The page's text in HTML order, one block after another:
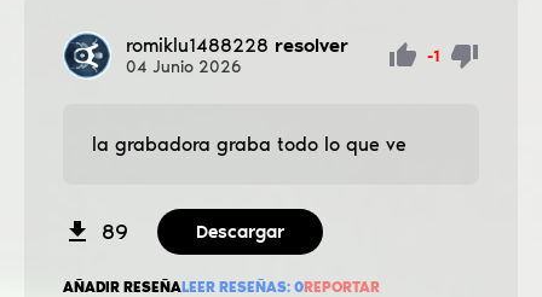
romiklu1488228 resolver
04 Junio 2026
-1
la grabadora graba todo lo que ve
89 Descargar
AÑADIR RESEÑALEER RESEÑAS: 0REPORTAR